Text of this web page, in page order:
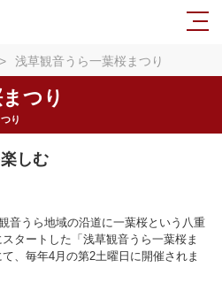
浅草観音うら一葉桜まつり
つり
り
しむ
音うら地域の沿道に一葉桜という八重
タートした「浅草観音うら一葉桜ま
、毎年4月の第2土曜日に開催されま